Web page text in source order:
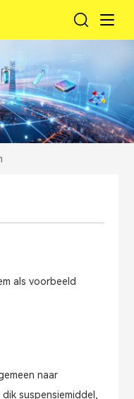
als voorbeeld
naar
suspensiemiddel,